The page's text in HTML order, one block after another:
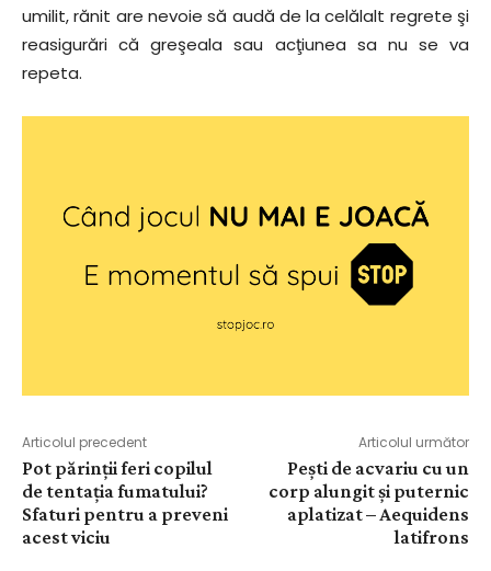
umilit, rănit are nevoie să audă de la celălalt regrete şi
reasigurări că greşeala sau acţiunea sa nu se va
repeta.
Articolul precedent
Pot părinţii feri copilul
de tentaţia fumatului?
Sfaturi pentru a preveni
acest viciu
Articolul următor
Pești de acvariu cu un
corp alungit și puternic
aplatizat – Aequidens
latifrons